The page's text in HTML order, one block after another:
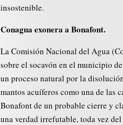
insostenible.
Conagua exonera a Bonafont.
La Comisión Nacional del Agua
sobre el socavón en el municipio
un proceso natural por la
mantos acuíferos como una de las
Bonafont de un probable cierre y
una verdad irrefutable, toda vez